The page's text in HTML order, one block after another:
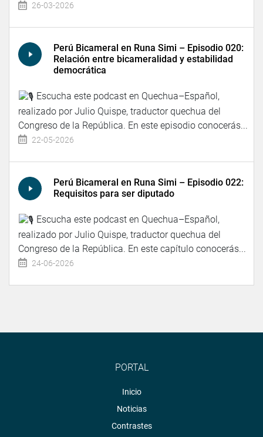
26-03-2026
Perú Bicameral en Runa Simi – Episodio 020:
Relación entre bicameralidad y estabilidad
democrática
Escucha este podcast en Quechua–Español,
realizado por Julio Quispe, traductor quechua del
Congreso de la República. En este episodio conocerás...
22-05-2026
Perú Bicameral en Runa Simi – Episodio 022:
Requisitos para ser diputado
Escucha este podcast en Quechua–Español,
realizado por Julio Quispe, traductor quechua del
Congreso de la República. En este capítulo conocerás...
24-06-2026
PORTAL
Inicio
Noticias
Contrastes